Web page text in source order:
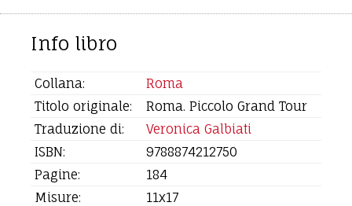
Info libro
Collana:
Roma
Titolo originale:
Roma. Piccolo Grand Tour
Traduzione di:
Veronica Galbiati
ISBN:
9788874212750
Pagine:
184
Misure:
11x17